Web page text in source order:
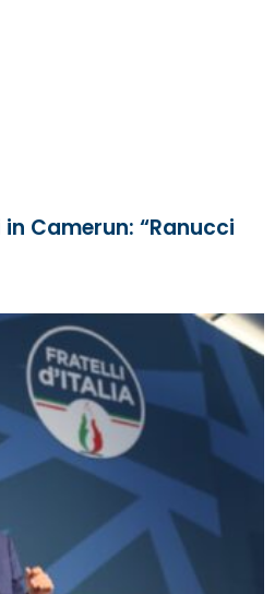
Camerun: “Ranucci